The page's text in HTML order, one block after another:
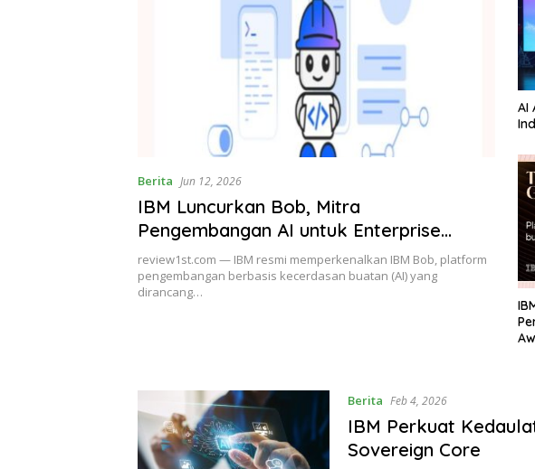
Berita Jun 12, 2026
IBM Luncurkan Bob, Mitra
Pengembangan AI untuk Enterprise
Modern
review1st.com — IBM resmi memperkenalkan IBM Bob, platform
pengembangan berbasis kecerdasan buatan (AI) yang
dirancang…
AI
Berita Feb 4, 2026
IBM Perkuat
Sovereign Core